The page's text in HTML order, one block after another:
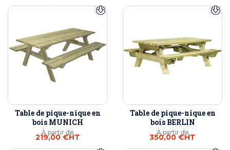
Table de pique-nique en
bois MUNICH
À partir de
219,00 €HT
Table de pique-nique en
bois BERLIN
À partir de
350,00 €HT